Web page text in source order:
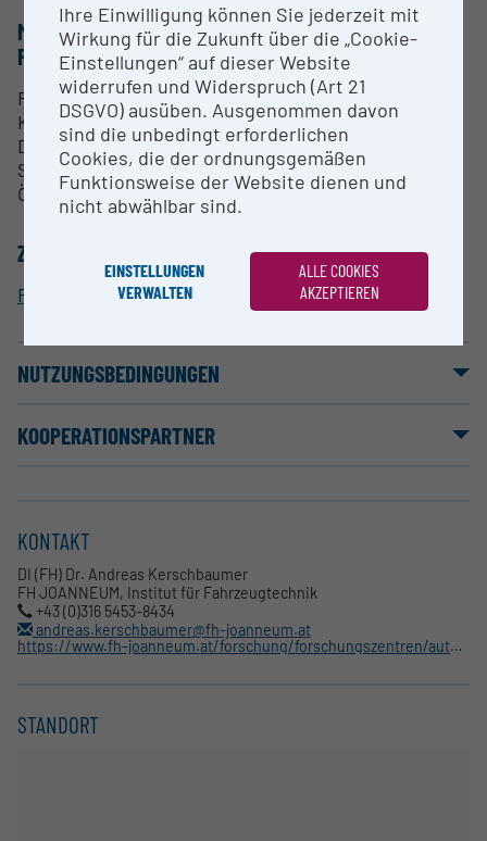
METHODEN & EXPERTISE ZUR
FORSCHUNGSINFRASTRUKTUR
Reibungsuntersuchungen am Vollmotor und an
Komponenten (auch Lager oder Dichtringe), Strip-
Down-Untersuchungen,
Schmierungsuntersuchungen,
Ölverschäumungsmessungen.
ZUORDNUNG ZUR FORSCHUNGSINFRASTRUKTUR
Fahrzeugtechnik Getriebeprüfstand
NUTZUNGSBEDINGUNGEN
KOOPERATIONSPARTNER
KONTAKT
DI (FH) Dr. Andreas Kerschbaumer
FH JOANNEUM, Institut für Fahrzeugtechnik
+43 (0)316 5453-8434
andreas.kerschbaumer@fh-joanneum.at
https://www.fh-joanneum.at/forschung/forschungszentren/automotive-testing-lab/
STANDORT
Ihre Einwilligung können Sie jederzeit mit
Wirkung für die Zukunft über die „Cookie-
Einstellungen“ auf dieser Website
widerrufen und Widerspruch (Art 21
DSGVO) ausüben. Ausgenommen davon
sind die unbedingt erforderlichen
Cookies, die der ordnungsgemäßen
Funktionsweise der Website dienen und
nicht abwählbar sind.
EINSTELLUNGEN
VERWALTEN
ALLE COOKIES
AKZEPTIEREN